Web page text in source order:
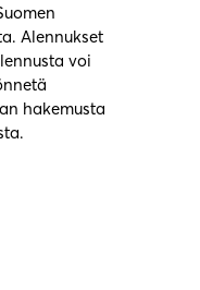
Alennukset
voi
hakemusta